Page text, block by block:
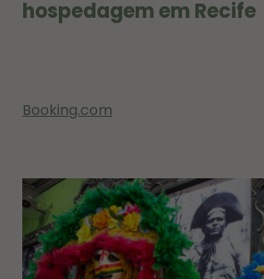
hospedagem em Recife
Booking.com